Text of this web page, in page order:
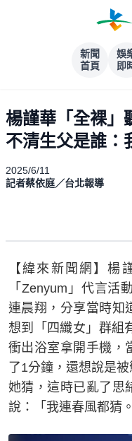
新聞
首頁
娛
即
楊謹華「全裸」
不清生父是誰：
2025/6/11
記者蔡依庭／台北報導
【緯來新聞網】楊
「Zenyum」代言活
連晨翔，分享當時知
想到「四纖女」群組
衝出浴室拿開手機，
了1分鐘，還想說是
她猜，這時已亂了思
說：「我連春風都猜。